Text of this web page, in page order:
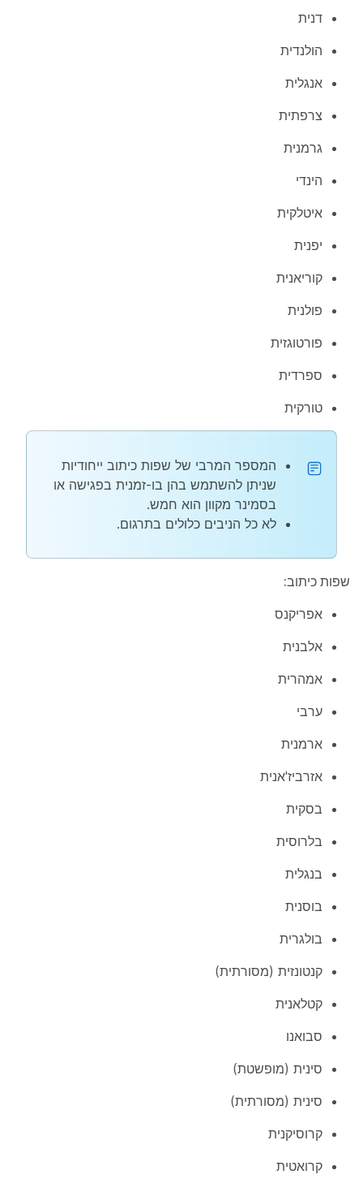
דנית
הולנדית
אנגלית
צרפתית
גרמנית
הינדי
איטלקית
יפנית
קוריאנית
פולנית
פורטוגזית
ספרדית
טורקית
המספר המרבי של שפות כיתוב ייחודיות
שניתן להשתמש בהן בו-זמנית בפגישה או
בסמינר מקוון הוא חמש.
לא כל הניבים כלולים בתרגום.
שפות כיתוב:
אפריקנס
אלבנית
אמהרית
ערבי
ארמנית
אזרביז'אנית
בסקית
בלרוסית
בנגלית
בוסנית
בולגרית
קנטונזית (מסורתית)
קטלאנית
סבואנו
סינית (מופשטת)
סינית (מסורתית)
קרוסיקנית
קרואטית